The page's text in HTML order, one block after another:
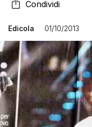
Condividi
Edicola 01/10/2013